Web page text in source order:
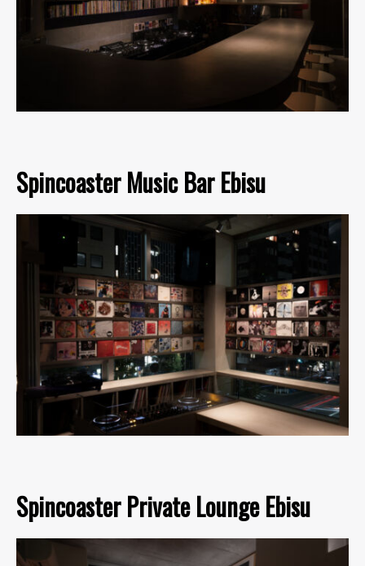
Spincoaster Music Bar Ebisu
Spincoaster Private Lounge Ebisu